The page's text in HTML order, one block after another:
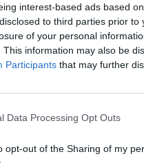
interest-based ads based
to third parties prior
of your personal
This information may also be
Participants that may further
Data Processing Opt Outs
opt-out of the Sharing of my
μη Κερδοσκοπικού
υπό την εποπτεία
Λειτουργεί από
τη διεύθυνση της
μαικήνας του
του, στην
και άλογες δυσκολίες
και ακμή του